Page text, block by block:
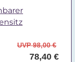
UVP 98,00 €
78,40 €